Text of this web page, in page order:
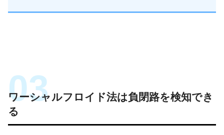
ワーシャルフロイド法は負閉路を検知でき
る